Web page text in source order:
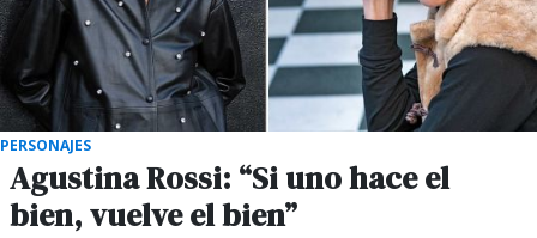
PERSONAJES
Agustina Rossi: “Si uno hace el
bien, vuelve el bien”